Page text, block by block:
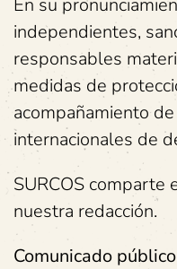
En su
independientes,
responsables
medidas de
acompañamiento
internacionales de
SURCOS comparte
nuestra redacción.
Comunicado público